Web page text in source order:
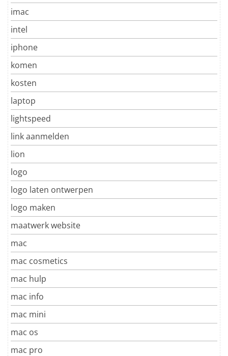
imac
intel
iphone
komen
kosten
laptop
lightspeed
link aanmelden
lion
logo
logo laten ontwerpen
logo maken
maatwerk website
mac
mac cosmetics
mac hulp
mac info
mac mini
mac os
mac pro